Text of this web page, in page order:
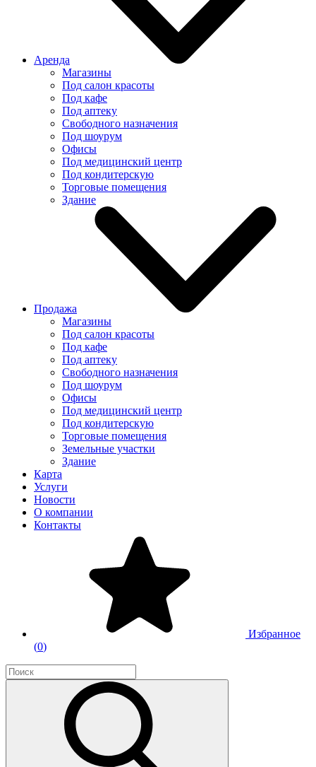
Аренда
Магазины
Под салон красоты
Под кафе
Под аптеку
Свободного назначения
Под шоурум
Офисы
Под медицинский центр
Под кондитерскую
Торговые помещения
Здание
Продажа
Магазины
Под салон красоты
Под кафе
Под аптеку
Свободного назначения
Под шоурум
Офисы
Под медицинский центр
Под кондитерскую
Торговые помещения
Земельные участки
Здание
Карта
Услуги
Новости
О компании
Контакты
Избранное
(0)